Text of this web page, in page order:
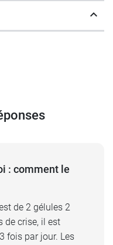
intestinaux et
à la présence
Officinale
: comment le
de 2 gélules 2
de crise, il est
fois par jour. Les